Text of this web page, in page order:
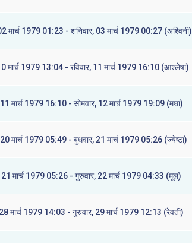
मार्च 1979 01:23 - शनिवार, 03 मार्च 1979 00:27 (अश्विनी)
मार्च 1979 13:04 - रविवार, 11 मार्च 1979 16:10 (आश्लेषा)
11 मार्च 1979 16:10 - सोमवार, 12 मार्च 1979 19:09 (मघा)
मार्च 1979 05:49 - बुधवार, 21 मार्च 1979 05:26 (ज्येष्टा)
21 मार्च 1979 05:26 - गुरुवार, 22 मार्च 1979 04:33 (मूल)
मार्च 1979 14:03 - गुरुवार, 29 मार्च 1979 12:13 (रेवती)